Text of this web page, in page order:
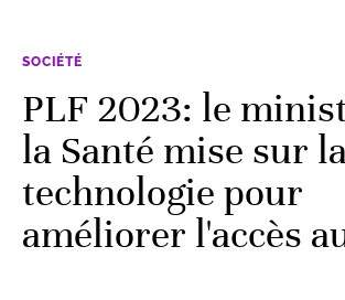
SOCIÉTÉ
PLF 2023: le
la Santé mise sur
technologie pour
améliorer l'accès